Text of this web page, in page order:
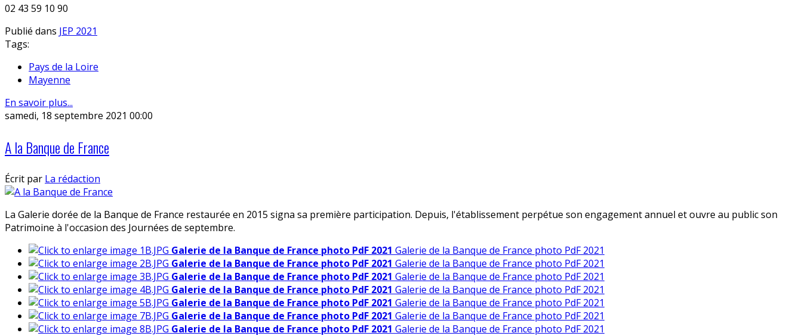
02 43 59 10 90
Publié dans JEP 2021
Tags:
Pays de la Loire
Mayenne
En savoir plus...
samedi, 18 septembre 2021 00:00
A la Banque de France
Écrit par La rédaction
La Galerie dorée de la Banque de France restaurée en 2015 signa sa première participation. Depuis, l'établissement perpétue son engagement annuel et ouvre au public son
Patrimoine à l'occasion des Journées de septembre.
Galerie de la Banque de France photo PdF 2021 Galerie de la Banque de France photo PdF 2021
Galerie de la Banque de France photo PdF 2021 Galerie de la Banque de France photo PdF 2021
Galerie de la Banque de France photo PdF 2021 Galerie de la Banque de France photo PdF 2021
Galerie de la Banque de France photo PdF 2021 Galerie de la Banque de France photo PdF 2021
Galerie de la Banque de France photo PdF 2021 Galerie de la Banque de France photo PdF 2021
Galerie de la Banque de France photo PdF 2021 Galerie de la Banque de France photo PdF 2021
Galerie de la Banque de France photo PdF 2021 Galerie de la Banque de France photo PdF 2021